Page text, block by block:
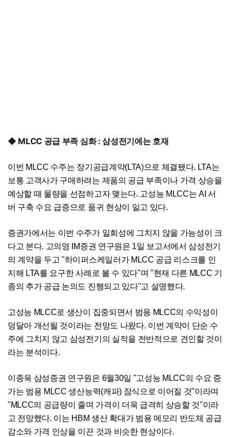
◆ MLCC 공급 부족 심화 : 삼성전기에는 호재
이번 MLCC 수주는 장기공급계약(LTA)으로 체결됐다. LTA는
보통 고객사가 구매하려는 제품의 공급 부족이나 가격 상승을
예상할 때 물량을 선점하고자 맺는다. 고성능 MLCC는 AI 서
버 구축 수요 급증으로 품귀 현상이 일고 있다.
증권가에서는 이번 수주가 일회성에 그치지 않을 가능성이 크
다고 본다. 고의영 IM증권 연구원은 1일 보고서에서 삼성전기
의 계약을 두고 "하이퍼스케일러가 MLCC 공급 리스크를 인
지해 LTA를 요구한 사례로 볼 수 있다"며 "현재 다른 MLCC 기
종의 추가 공급 논의도 진행되고 있다"고 설명했다.
고성능 MLCC로 생산이 집중되면서 범용 MLCC의 수익성이
덩달아 개선될 것이라는 전망도 나왔다. 이번 계약이 단순 수
주에 그치지 않고 삼성전기의 실적을 전반적으로 견인할 것이
라는 분석이다.
이종욱 삼성증권 연구원은 6월30일 "고성능 MLCC의 수요 증
가는 범용 MLCC 생산능력(캐파) 잠식으로 이어질 것"이라며
"MLCC의 공급량이 줄며 가격이 더욱 급격히 상승할 것"이라
고 전망했다. 이는 HBM 생산 확대가 범용 메모리 반도체 공급
감소와 가격 인상을 이끈 것과 비슷한 현상이다.